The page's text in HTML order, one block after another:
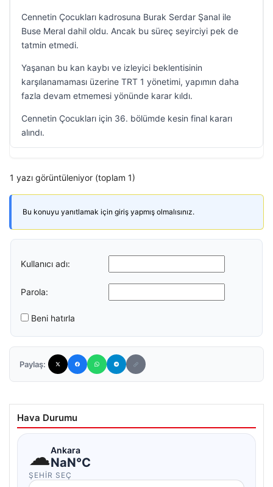
Cennetin Çocukları kadrosuna Burak Serdar Şanal ile
Buse Meral dahil oldu. Ancak bu süreç seyirciyi pek de
tatmin etmedi.
Yaşanan bu kan kaybı ve izleyici beklentisinin
karşılanamaması üzerine TRT 1 yönetimi, yapımın daha
fazla devam etmemesi yönünde karar kıldı.
Cennetin Çocukları için 36. bölümde kesin final kararı
alındı.
1 yazı görüntüleniyor (toplam 1)
Bu konuyu yanıtlamak için giriş yapmış olmalısınız.
Kullanıcı adı:
Parola:
Beni hatırla
Paylaş:
Hava Durumu
☁Ankara
NaN°C
ŞEHIR SEÇ